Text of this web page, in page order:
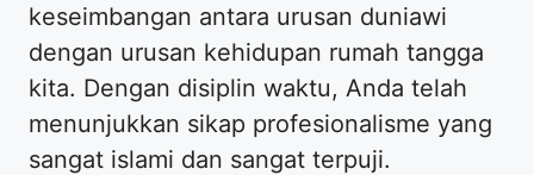
keseimbangan antara urusan duniawi
dengan urusan kehidupan rumah tangga
kita. Dengan disiplin waktu, Anda telah
menunjukkan sikap profesionalisme yang
sangat islami dan sangat terpuji.